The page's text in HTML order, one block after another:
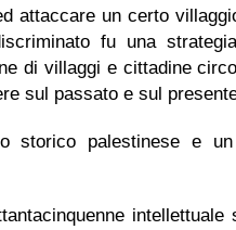
attaccare un certo
fu una
di villaggi e cittadine
sul passato e sul
storico palestinese e